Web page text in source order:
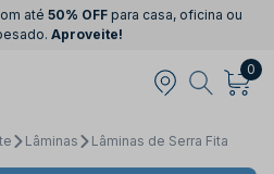
até 50% OFFpara casa, oficina ou
Aproveite!
0
Lâminas Lâminas de Serra Fita